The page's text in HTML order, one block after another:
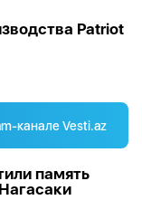
Patriot
канале Vesti.az
память